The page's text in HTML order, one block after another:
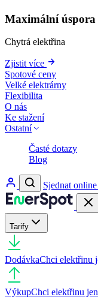
Maximální
Chytrá elektřina
Zjistit více
Spotové ceny
Velké elektrárny
Flexibilita
O nás
Ke stažení
Ostatní
Časté dotazy
Blog
Sjednat online
Tarify
DodávkaChci elektřinu
VýkupChci elektřinu